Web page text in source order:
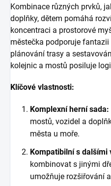
Kombinace různých prvků,
doplňky, dětem pomáhá
koncentraci a prostorové
městečka podporuje
plánování trasy a
kolejnic a mostů posiluje
Klíčové vlastnosti:
Komplexní herní sada:
mostů, vozidel a
města u moře.
Kompatibilní s dalšími
kombinovat s jinými
umožňuje rozšiřování